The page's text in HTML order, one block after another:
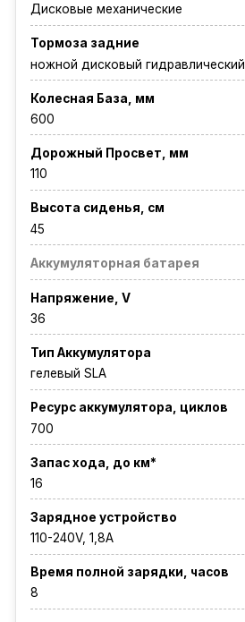
Дисковые механические
Тормоза задние
ножной дисковый гидравлический
Колесная База, мм
600
Дорожный Просвет, мм
110
Высота сиденья, см
45
Аккумуляторная батарея
Напряжение, V
36
Тип Аккумулятора
гелевый SLA
Ресурс аккумулятора, циклов
700
Запас хода, до км*
16
Зарядное устройство
110-240V, 1,8A
Время полной зарядки, часов
8